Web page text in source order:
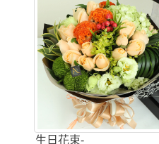
生日花束-